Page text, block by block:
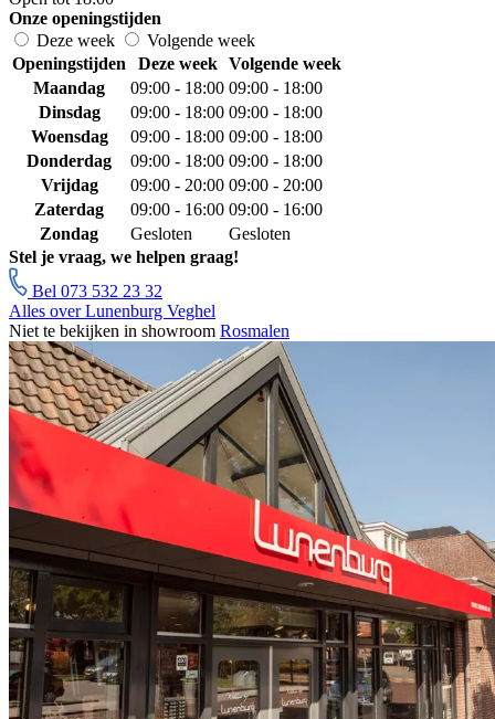
Onze openingstijden
Deze week
Volgende week
Openingstijden
Deze week
Volgende week
Maandag
09:00 - 18:00 09:00 - 18:00
Dinsdag
09:00 - 18:00 09:00 - 18:00
Woensdag
09:00 - 18:00 09:00 - 18:00
Donderdag
09:00 - 18:00 09:00 - 18:00
Vrijdag
09:00 - 20:00 09:00 - 20:00
Zaterdag
09:00 - 16:00 09:00 - 16:00
Zondag
Gesloten
Gesloten
Stel je vraag, we helpen graag!
Bel 073 532 23 32
Alles over Lunenburg Veghel
Niet te bekijken in showroom Rosmalen